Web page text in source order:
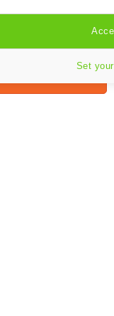
bon plan" !Set